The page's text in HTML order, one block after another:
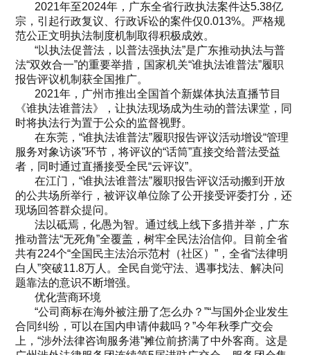
2021年至2024年，广东全省行政执法案件达5.38亿
宗，引起行政复议、行政诉讼的案件仅0.013%。严格规
范公正文明执法制度机制取得积极成效。
“以执法促普法，以普法强执法”是广东推动执法与普
法“双效合一”的重要举措，国家机关“谁执法谁普法”履职
报告评议机制获全国推广。
2021年，广州市推出全国首个新媒体执法直播节目
《谁执法谁普法》，让执法现场成为生动的普法课堂，同
时将执法行为置于公众的监督视野。
在东莞，“谁执法谁普法”履职报告评议活动增设“管理
服务对象访谈”环节，将评议的“话筒”直接交给普法受益
者，同时通过直播接受全民“云评议”。
在江门，“谁执法谁普法”履职报告评议活动搬到开放
的公共场所举行，被评议单位除了公开接受评委打分，还
现场回答群众提问。
法以砥焉，化愚为智。通过线上线下多措并举，广东
推动普法“无死角”全覆盖，树牢全民法治信仰。目前全省
共有224个“全国民主法治示范村（社区）”，全省“法律明
白人”突破11.8万人。全民自觉守法、遇事找法、解决问
题靠法的意识不断增强。
优化营商环境
“公司商标在海外被注册了怎么办？”“与国外企业发生
合同纠纷，可以在国内申请仲裁吗？”今年秋季广交会
上，“涉外法律咨询服务港”摊位前挤满了中外客商。这是